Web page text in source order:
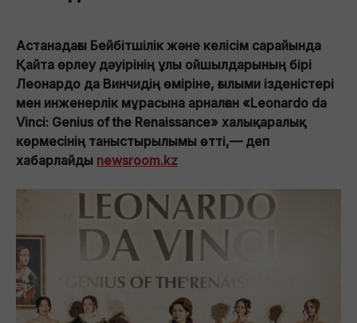
Астанадағы Бейбітшілік және келісім сарайында
Қайта өрлеу дәуірінің ұлы ойшылдарының бірі
Леонардо да Винчидің өміріне, ғылыми ізденістері
мен инженерлік мұрасына арналған «Leonardo da
Vinci: Genius of the Renaissance» халықаралық
көрмесінің таныстырылымы өтті,— деп
хабарлайды newsroom.kz